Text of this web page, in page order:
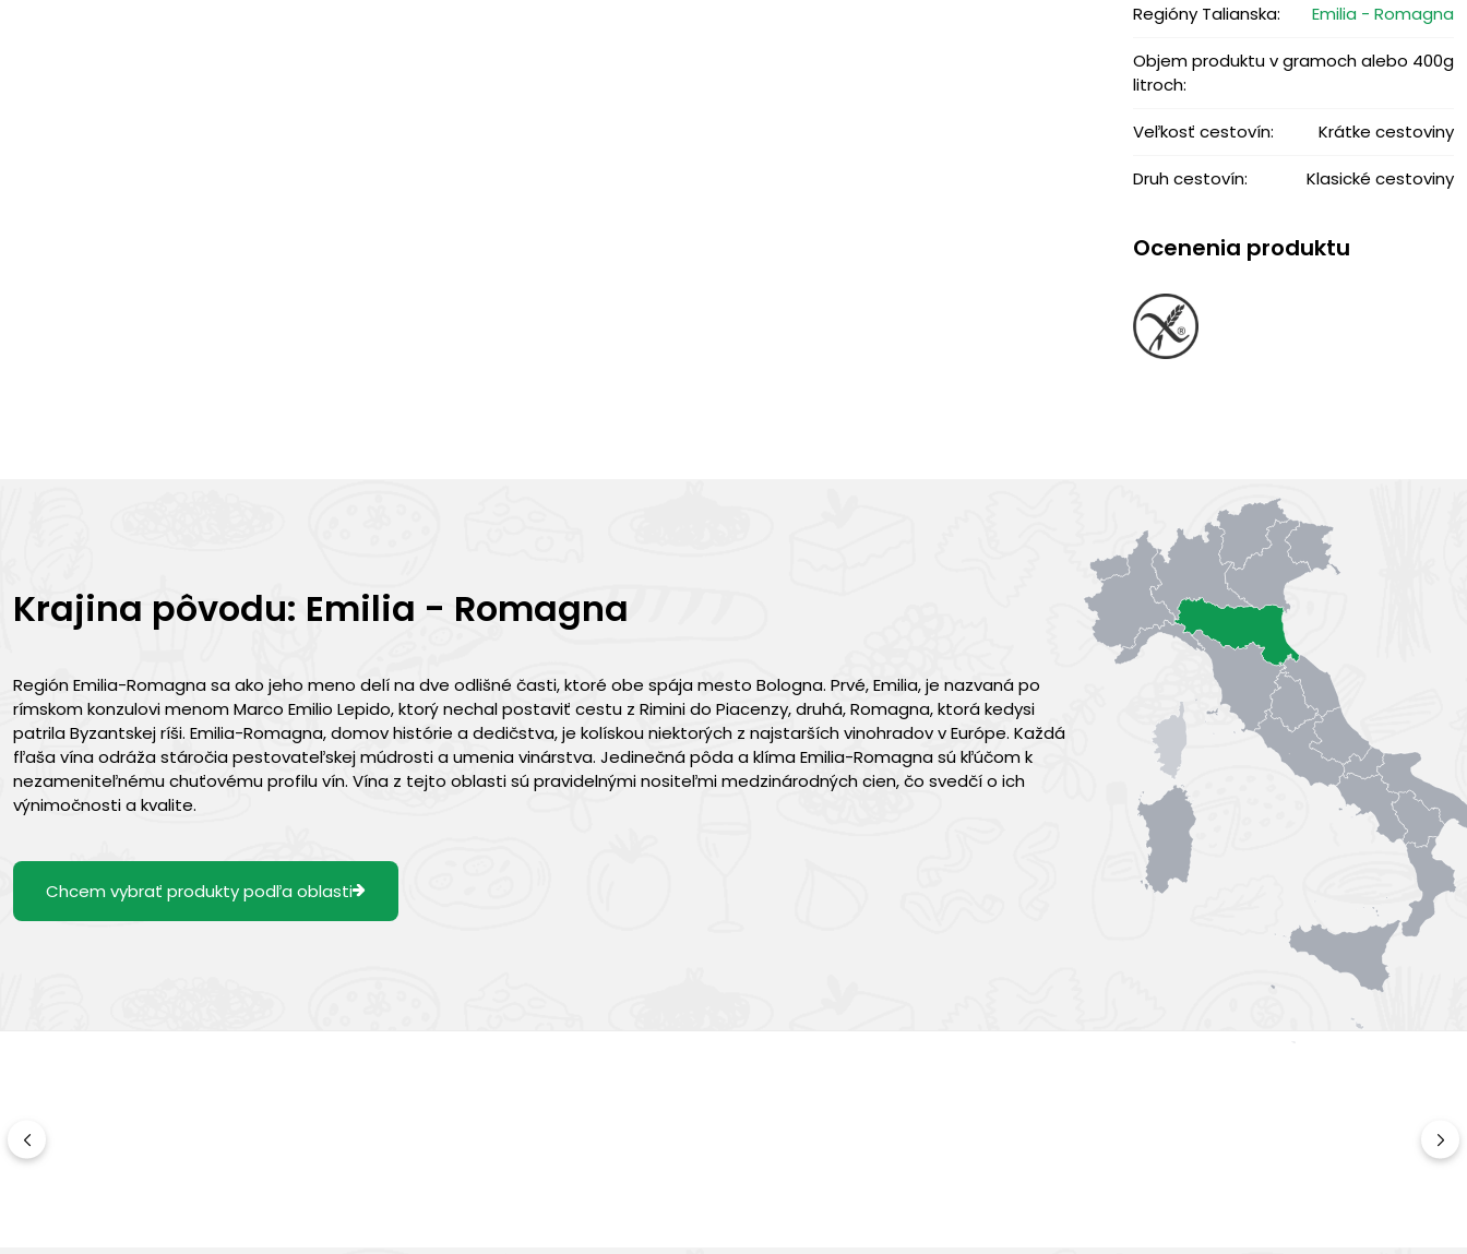
Regióny Talianska: Emilia - Romagna
Objem produktu v gramoch alebo
litroch:
400g
Veľkosť cestovín: Krátke cestoviny
Druh cestovín: Klasické cestoviny
Ocenenia produktu
Krajina pôvodu: Emilia - Romagna
Región Emilia-Romagna sa ako jeho meno delí na dve odlišné časti, ktoré obe spája mesto Bologna. Prvé, Emilia, je nazvaná po
rímskom konzulovi menom Marco Emilio Lepido, ktorý nechal postaviť cestu z Rimini do Piacenzy, druhá, Romagna, ktorá kedysi
patrila Byzantskej ríši. Emilia-Romagna, domov histórie a dedičstva, je kolískou niektorých z najstarších vinohradov v Európe. Každá
fľaša vína odráža stáročia pestovateľskej múdrosti a umenia vinárstva. Jedinečná pôda a klíma Emilia-Romagna sú kľúčom k
nezameniteľnému chuťovému profilu vín. Vína z tejto oblasti sú pravidelnými nositeľmi medzinárodných cien, čo svedčí o ich
výnimočnosti a kvalite.
Chcem vybrať produkty podľa oblasti